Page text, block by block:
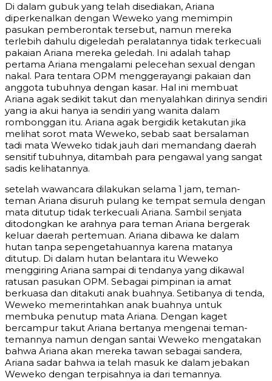
Di dalam gubuk yang telah disediakan, Ariana
diperkenalkan dengan Weweko yang memimpin
pasukan pemberontak tersebut, namun mereka
terlebih dahulu digeledah peralatannya tidak terkecuali
pakaian Ariana mereka geledah. Ini adalah tahap
pertama Ariana mengalami pelecehan sexual dengan
nakal. Para tentara OPM menggerayangi pakaian dan
anggota tubuhnya dengan kasar. Hal ini membuat
Ariana agak sedikit takut dan menyalahkan dirinya sendiri
yang ia akui hanya ia sendiri yang wanita dalam
rombonggan itu. Ariana agak bergidik ketakutan jika
melihat sorot mata Weweko, sebab saat bersalaman
tadi mata Weweko tidak jauh dari memandang daerah
sensitif tubuhnya, ditambah para pengawal yang sangat
sadis kelihatannya.
setelah wawancara dilakukan selama 1 jam, teman-
teman Ariana disuruh pulang ke tempat semula dengan
mata ditutup tidak terkecuali Ariana. Sambil senjata
ditodongkan ke arahnya para teman Ariana bergerak
keluar daerah pertemuan. Ariana dibawa ke dalam
hutan tanpa sepengetahuannya karena matanya
ditutup. Di dalam hutan belantara itu Weweko
menggiring Ariana sampai di tendanya yang dikawal
ratusan pasukan OPM. Sebagai pimpinan ia amat
berkuasa dan ditakuti anak buahnya. Setibanya di tenda,
Weweko memerintahkan anak buahnya untuk
membuka penutup mata Ariana. Dengan kaget
bercampur takut Ariana bertanya mengenai teman-
temannya namun dengan santai Weweko mengatakan
bahwa Ariana akan mereka tawan sebagai sandera,
Ariana sadar bahwa ia telah masuk ke dalam jebakan
Weweko dengan terpisahnya ia dari temannya.